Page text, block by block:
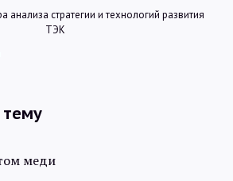
анализа стратегии и технологий развития
ТЭК
тему